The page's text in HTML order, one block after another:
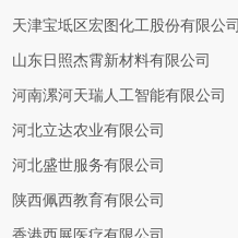
天津宝坻区宏图化工股份有限公司
山东日照杰霄新材料有限公司
河南漯河天瑞人工智能有限公司
河北立达农业有限公司
河北盛世服务有限公司
陕西佩西教育有限公司